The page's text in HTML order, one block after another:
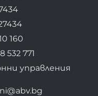
160
532 771
управления